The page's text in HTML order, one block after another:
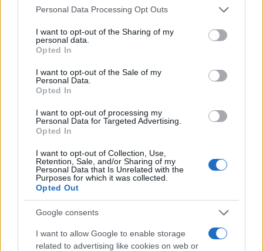
Please note that this website/app uses one or more Google
not limited to your visit or usage behaviour. You may click to
grant or deny consent to Google and its third-party tags to
use your data for below specified purposes in below Google
consent section.
Personal Data Processing Opt Outs
I want to opt-out of the Sharing of my
personal data.
Opted In
I want to opt-out of the Sale of my
Personal Data.
Opted In
I want to opt-out of processing my
Personal Data for Targeted Advertising.
Opted In
I want to opt-out of Collection, Use,
Retention, Sale, and/or Sharing of my
Personal Data that Is Unrelated with the
Purposes for which it was collected.
Opted Out
Google consents
I want to allow Google to enable storage
related to advertising like cookies on web or
delle Lapidi.